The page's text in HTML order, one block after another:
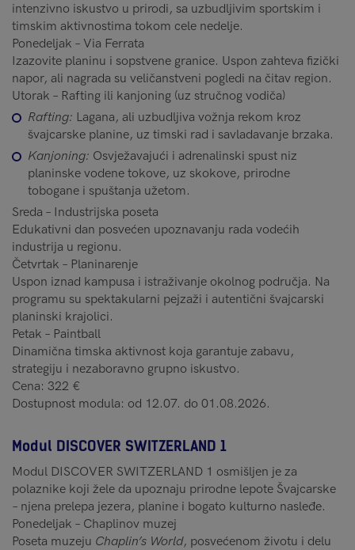
intenzivno iskustvo u prirodi, sa uzbudljivim sportskim i
timskim aktivnostima tokom cele nedelje.
Ponedeljak – Via Ferrata
Izazovite planinu i sopstvene granice. Uspon zahteva fizički
napor, ali nagrada su veličanstveni pogledi na čitav region.
Utorak – Rafting ili kanjoning (uz stručnog vodiča)
Rafting: Lagana, ali uzbudljiva vožnja rekom kroz
švajcarske planine, uz timski rad i savladavanje brzaka.
Kanjoning: Osvježavajući i adrenalinski spust niz
planinske vodene tokove, uz skokove, prirodne
tobogane i spuštanja užetom.
Sreda – Industrijska poseta
Edukativni dan posvećen upoznavanju rada vodećih
industrija u regionu.
Četvrtak – Planinarenje
Uspon iznad kampusa i istraživanje okolnog područja. Na
programu su spektakularni pejzaži i autentični švajcarski
planinski krajolici.
Petak – Paintball
Dinamična timska aktivnost koja garantuje zabavu,
strategiju i nezaboravno grupno iskustvo.
Cena: 322 €
Dostupnost modula: od 12.07. do 01.08.2026.
Modul DISCOVER SWITZERLAND 1
Modul DISCOVER SWITZERLAND 1 osmišljen je za
polaznike koji žele da upoznaju prirodne lepote Švajcarske
– njena prelepa jezera, planine i bogato kulturno nasleđe.
Ponedeljak – Chaplinov muzej
Poseta muzeju Chaplin’s World, posvećenom životu i delu